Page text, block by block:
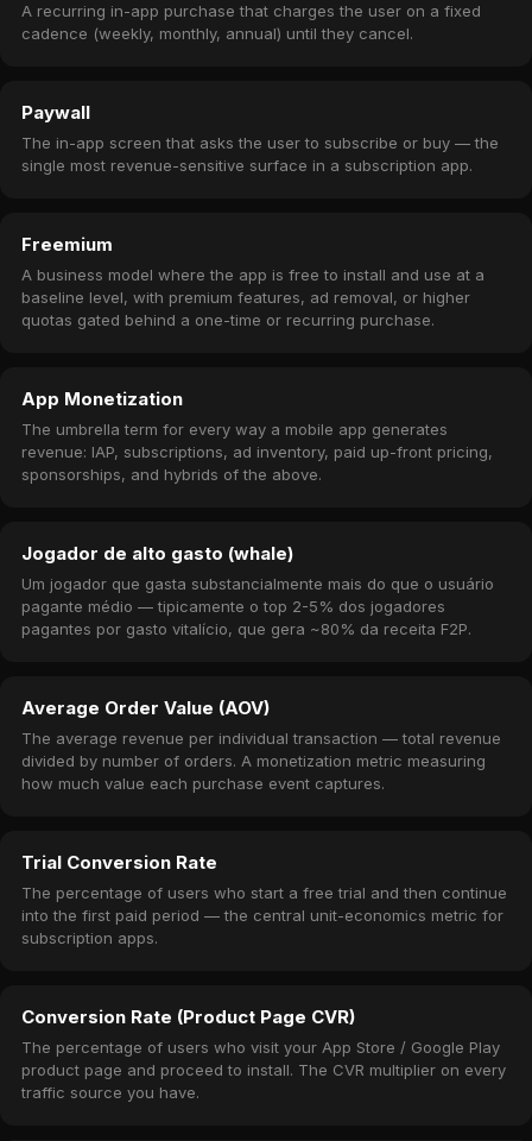
A recurring in-app purchase that charges the user on a fixed
cadence (weekly, monthly, annual) until they cancel.
Paywall
The in-app screen that asks the user to subscribe or buy — the
single most revenue-sensitive surface in a subscription app.
Freemium
A business model where the app is free to install and use at a
baseline level, with premium features, ad removal, or higher
quotas gated behind a one-time or recurring purchase.
App Monetization
The umbrella term for every way a mobile app generates
revenue: IAP, subscriptions, ad inventory, paid up-front pricing,
sponsorships, and hybrids of the above.
Jogador de alto gasto (whale)
Um jogador que gasta substancialmente mais do que o usuário
pagante médio — tipicamente o top 2-5% dos jogadores
pagantes por gasto vitalício, que gera ~80% da receita F2P.
Average Order Value (AOV)
The average revenue per individual transaction — total revenue
divided by number of orders. A monetization metric measuring
how much value each purchase event captures.
Trial Conversion Rate
The percentage of users who start a free trial and then continue
into the first paid period — the central unit-economics metric for
subscription apps.
Conversion Rate (Product Page CVR)
The percentage of users who visit your App Store / Google Play
product page and proceed to install. The CVR multiplier on every
traffic source you have.